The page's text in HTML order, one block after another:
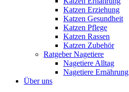
Katzen Erziehung
Katzen Gesundheit
Katzen Pflege
Katzen Rassen
Katzen Zubehör
Ratgeber Nagetiere
Nagetiere Alltag
Nagetiere Ernährung
Über uns